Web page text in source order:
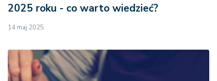
2025 roku - co warto wiedzieć?
14 maj 2025